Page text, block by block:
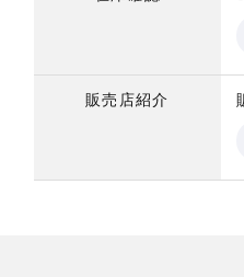
販売店紹介